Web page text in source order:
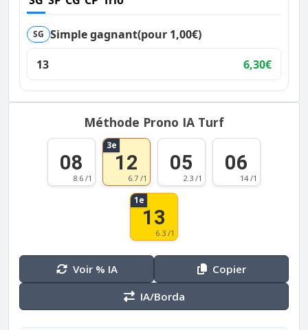
SG Simple gagnant(pour 1,00€)
13
6,30€
Méthode Prono IA Turf
08
8.6 /1
3e
12
6.7 /1
05
2.3 /1
06
14 /1
1e
13
6.3 /1
Voir % IA
Copier
IA/Borda